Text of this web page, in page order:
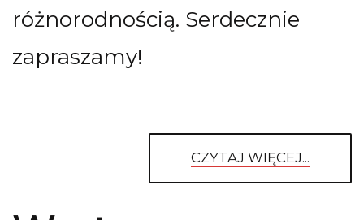
różnorodnością. Serdecznie
zapraszamy!
CZYTAJ WIĘCEJ...